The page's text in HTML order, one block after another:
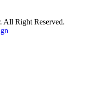
All Right Reserved.